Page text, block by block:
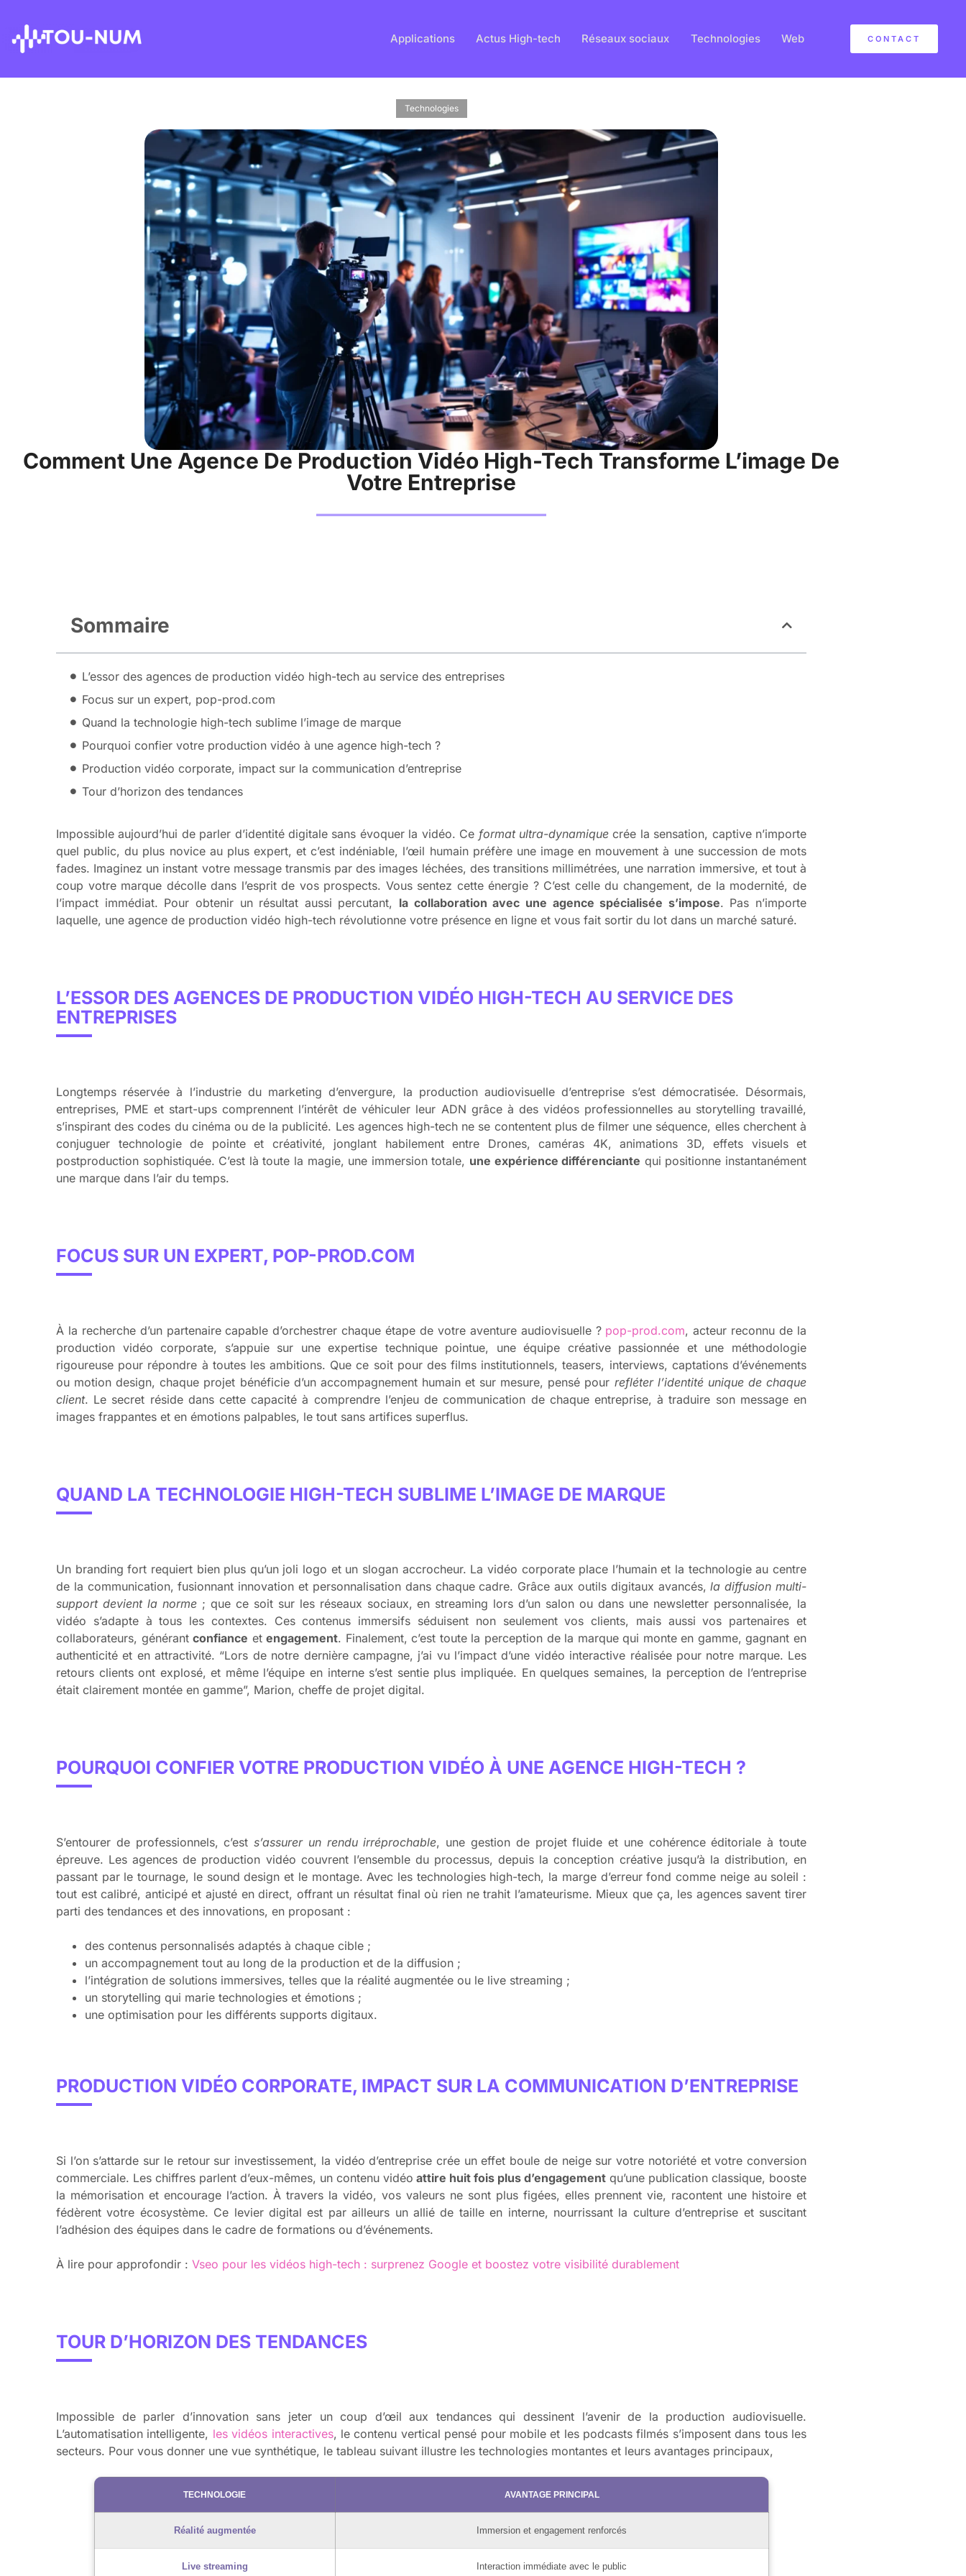
Applications Actus High-tech Réseaux sociaux Technologies Web CONTACT
Technologies
Comment Une Agence De Production Vidéo High-Tech Transforme L’image De
Votre Entreprise
Sommaire
L’essor des agences de production vidéo high-tech au service des entreprises
Focus sur un expert, pop-prod.com
Quand la technologie high-tech sublime l’image de marque
Pourquoi confier votre production vidéo à une agence high-tech ?
Production vidéo corporate, impact sur la communication d’entreprise
Tour d’horizon des tendances
Impossible aujourd’hui de parler d’identité digitale sans évoquer la vidéo. Ce format ultra-dynamiquecrée la sensation, captive n’importe
quel public, du plus novice au plus expert, et c’est indéniable, l’œil humain préfère une image en mouvement à une succession de mots
fades. Imaginez un instant votre message transmis par des images léchées, des transitions millimétrées, une narration immersive, et tout à
coup votre marque décolle dans l’esprit de vos prospects. Vous sentez cette énergie ? C’est celle du changement, de la modernité, de
l’impact immédiat. Pour obtenir un résultat aussi percutant, la collaboration avec une agence spécialisée s’impose. Pas n’importe
laquelle, une agence de production vidéo high-tech révolutionne votre présence en ligne et vous fait sortir du lot dans un marché saturé.
L’ESSOR DES AGENCES DE PRODUCTION VIDÉO HIGH-TECH AU SERVICE DES
ENTREPRISES
Longtemps réservée à l’industrie du marketing d’envergure, la production audiovisuelle d’entreprise s’est démocratisée. Désormais,
entreprises, PME et start-ups comprennent l’intérêt de véhiculer leur ADN grâce à des vidéos professionnelles au storytelling travaillé,
s’inspirant des codes du cinéma ou de la publicité. Les agences high-tech ne se contentent plus de filmer une séquence, elles cherchent à
conjuguer technologie de pointe et créativité, jonglant habilement entre Drones, caméras 4K, animations 3D, effets visuels et
postproduction sophistiquée. C’est là toute la magie, une immersion totale, une expérience différenciante qui positionne instantanément
une marque dans l’air du temps.
FOCUS SUR UN EXPERT, POP-PROD.COM
À la recherche d’un partenaire capable d’orchestrer chaque étape de votre aventure audiovisuelle ? pop-prod.com, acteur reconnu de la
production vidéo corporate, s’appuie sur une expertise technique pointue, une équipe créative passionnée et une méthodologie
rigoureuse pour répondre à toutes les ambitions. Que ce soit pour des films institutionnels, teasers, interviews, captations d’événements
ou motion design, chaque projet bénéficie d’un accompagnement humain et sur mesure, pensé pour refléter l’identité unique de chaque
client. Le secret réside dans cette capacité à comprendre l’enjeu de communication de chaque entreprise, à traduire son message en
images frappantes et en émotions palpables, le tout sans artifices superflus.
QUAND LA TECHNOLOGIE HIGH-TECH SUBLIME L’IMAGE DE MARQUE
Un branding fort requiert bien plus qu’un joli logo et un slogan accrocheur. La vidéo corporate place l’humain et la technologie au centre
de la communication, fusionnant innovation et personnalisation dans chaque cadre. Grâce aux outils digitaux avancés,la diffusion multi-
support devient la norme; que ce soit sur les réseaux sociaux, en streaming lors d’un salon ou dans une newsletter personnalisée, la
vidéo s’adapte à tous les contextes. Ces contenus immersifs séduisent non seulement vos clients, mais aussi vos partenaires et
collaborateurs, générantconfiance etengagement. Finalement, c’est toute la perception de la marque qui monte en gamme, gagnant en
authenticité et en attractivité. “Lors de notre dernière campagne, j’ai vu l’impact d’une vidéo interactive réalisée pour notre marque. Les
retours clients ont explosé, et même l’équipe en interne s’est sentie plus impliquée. En quelques semaines, la perception de l’entreprise
était clairement montée en gamme”, Marion, cheffe de projet digital.
POURQUOI CONFIER VOTRE PRODUCTION VIDÉO À UNE AGENCE HIGH-TECH ?
S’entourer de professionnels, c’est s’assurer un rendu irréprochable, une gestion de projet fluide et une cohérence éditoriale à toute
épreuve. Les agences de production vidéo couvrent l’ensemble du processus, depuis la conception créative jusqu’à la distribution, en
passant par le tournage, le sound design et le montage. Avec les technologies high-tech, la marge d’erreur fond comme neige au soleil :
tout est calibré, anticipé et ajusté en direct, offrant un résultat final où rien ne trahit l’amateurisme. Mieux que ça, les agences savent tirer
parti des tendances et des innovations, en proposant :
des contenus personnalisés adaptés à chaque cible ;
un accompagnement tout au long de la production et de la diffusion ;
l’intégration de solutions immersives, telles que la réalité augmentée ou le live streaming ;
un storytelling qui marie technologies et émotions ;
une optimisation pour les différents supports digitaux.
PRODUCTION VIDÉO CORPORATE, IMPACT SUR LA COMMUNICATION D’ENTREPRISE
Si l’on s’attarde sur le retour sur investissement, la vidéo d’entreprise crée un effet boule de neige sur votre notoriété et votre conversion
commerciale. Les chiffres parlent d’eux-mêmes, un contenu vidéo attire huit fois plus d’engagement qu’une publication classique, booste
la mémorisation et encourage l’action. À travers la vidéo, vos valeurs ne sont plus figées, elles prennent vie, racontent une histoire et
fédèrent votre écosystème. Ce levier digital est par ailleurs un allié de taille en interne, nourrissant la culture d’entreprise et suscitant
l’adhésion des équipes dans le cadre de formations ou d’événements.
À lire pour approfondir : Vseo pour les vidéos high-tech : surprenez Google et boostez votre visibilité durablement
TOUR D’HORIZON DES TENDANCES
Impossible de parler d’innovation sans jeter un coup d’œil aux tendances qui dessinent l’avenir de la production audiovisuelle.
L’automatisation intelligente, les vidéos interactives, le contenu vertical pensé pour mobile et les podcasts filmés s’imposent dans tous les
secteurs. Pour vous donner une vue synthétique, le tableau suivant illustre les technologies montantes et leurs avantages principaux,
TECHNOLOGIE AVANTAGE PRINCIPAL
Réalité augmentée Immersion et engagement renforcés
Live streaming Interaction immédiate avec le public